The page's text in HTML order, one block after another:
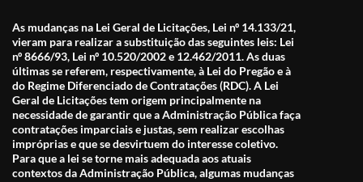
As mudanças na Lei Geral de Licitações, Lei nº 14.133/21,
vieram para realizar a substituição das seguintes leis: Lei
nº 8666/93, Lei nº 10.520/2002 e 12.462/2011. As duas
últimas se referem, respectivamente, à Lei do Pregão e à
do Regime Diferenciado de Contratações (RDC). A Lei
Geral de Licitações tem origem principalmente na
necessidade de garantir que a Administração Pública faça
contratações imparciais e justas, sem realizar escolhas
impróprias e que se desvirtuem do interesse coletivo.
Para que a lei se torne mais adequada aos atuais
contextos da Administração Pública, algumas mudanças